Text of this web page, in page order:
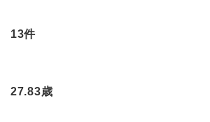
13件
27.83歳